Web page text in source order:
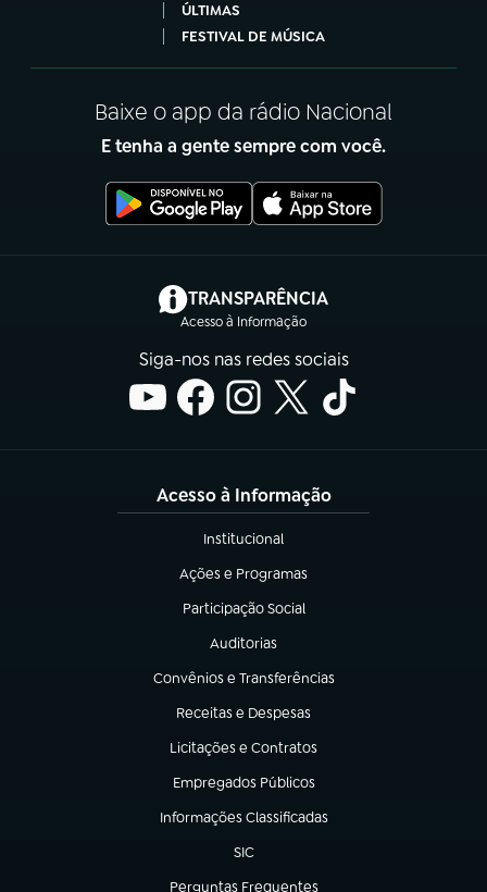
ÚLTIMAS
FESTIVAL DE MÚSICA
Baixe o app da rádio Nacional
E tenha a gente sempre com você.
TRANSPARÊNCIA
Acesso à Informação
(abre em nova aba)
Siga-nos nas redes sociais
Acesso à Informação
Institucional
(abre em nova aba)
Ações e Programas
(abre em nova aba)
Participação Social
(abre em nova aba)
Auditorias
(abre em nova aba)
Convênios e Transferências
(abre em nova aba)
Receitas e Despesas
(abre em nova aba)
Licitações e Contratos
(abre em nova aba)
Empregados Públicos
(abre em nova aba)
Informações Classificadas
(abre em nova aba)
SIC
(abre em nova aba)
Perguntas Frequentes